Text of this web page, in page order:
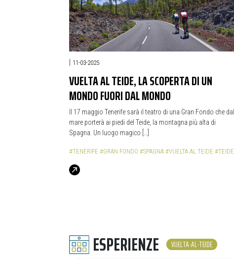
| 11-03-2025
VUELTA AL TEIDE, LA SCOPERTA DI UN
MONDO FUORI DAL MONDO
Il 17 maggio Tenerife sarà il teatro di una Gran Fondo che dal
mare porterà ai piedi del Teide, la montagna più alta di
Spagna. Un luogo magico […]
#TENERIFE #GRAN FONDO #SPAGNA #VUELTA AL TEIDE #TEIDE
ESPERIENZE VUELTA-AL-TEIDE